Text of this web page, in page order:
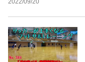
2022/09/20